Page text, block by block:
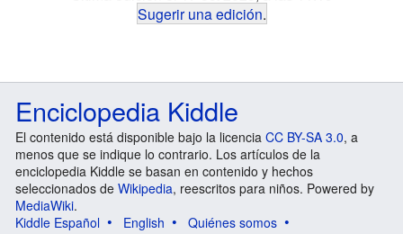
Sugerir una edición.
Enciclopedia Kiddle
El contenido está disponible bajo la licencia CC BY-SA 3.0, a
menos que se indique lo contrario. Los artículos de la
enciclopedia Kiddle se basan en contenido y hechos
seleccionados de Wikipedia, reescritos para niños. Powered by
MediaWiki.
Kiddle Español
English
Quiénes somos